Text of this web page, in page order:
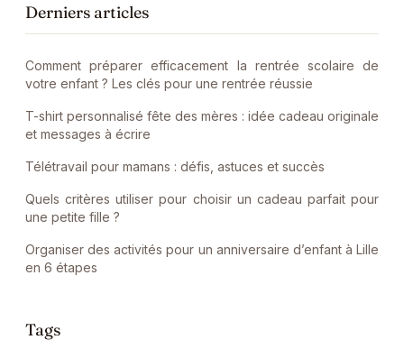
Derniers articles
Comment préparer efficacement la rentrée scolaire de
votre enfant ? Les clés pour une rentrée réussie
T-shirt personnalisé fête des mères : idée cadeau originale
et messages à écrire
Télétravail pour mamans : défis, astuces et succès
Quels critères utiliser pour choisir un cadeau parfait pour
une petite fille ?
Organiser des activités pour un anniversaire d’enfant à Lille
en 6 étapes
Tags